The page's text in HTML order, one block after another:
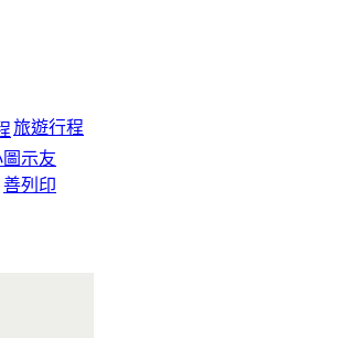
旅遊行程
友
善列印